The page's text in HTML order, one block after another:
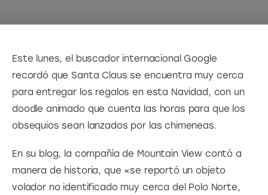
Este lunes, el buscador internacional Google
recordó que Santa Claus se encuentra muy cerca
para entregar los regalos en esta Navidad, con un
doodle animado que cuenta las horas para que los
obsequios sean lanzados por las chimeneas.
En su blog, la compañía de Mountain View contó a
manera de historia, que «se reportó un objeto
volador no identificado muy cerca del Polo Norte,